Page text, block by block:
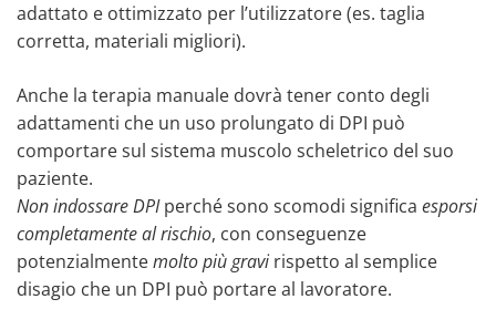
adattato e ottimizzato per l’utilizzatore (es. taglia
corretta, materiali migliori).
Anche la terapia manuale dovrà tener conto degli
adattamenti che un uso prolungato di DPI può
comportare sul sistema muscolo scheletrico del suo
paziente.
Non indossare DPIperché sono scomodi significa esporsi
completamente al rischio, con conseguenze
potenzialmentemolto più gravi rispetto al semplice
disagio che un DPI può portare al lavoratore.